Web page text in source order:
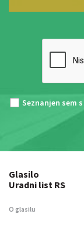
Seznanjen sem s
Glasilo
Uradni list RS
O glasilu